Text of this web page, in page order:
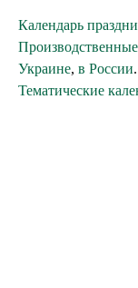
Календарь
Украине, в России.
Тематические